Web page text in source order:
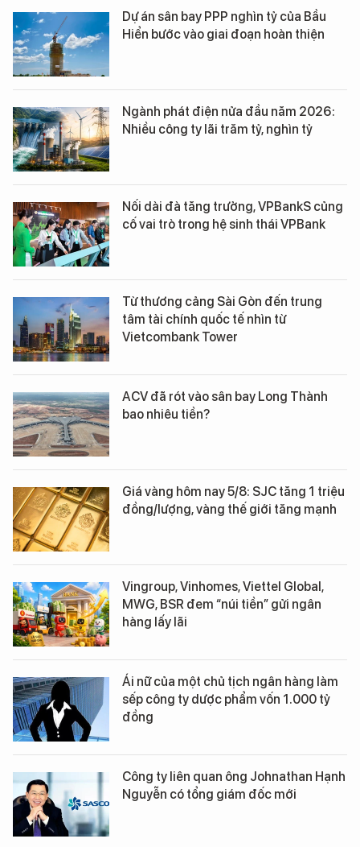
Dự án sân bay PPP nghìn tỷ của Bầu
Hiển bước vào giai đoạn hoàn thiện
Ngành phát điện nửa đầu năm 2026:
Nhiều công ty lãi trăm tỷ, nghìn tỷ
Nối dài đà tăng trưởng, VPBankS củng
cố vai trò trong hệ sinh thái VPBank
Từ thương cảng Sài Gòn đến trung
tâm tài chính quốc tế nhìn từ
Vietcombank Tower
ACV đã rót vào sân bay Long Thành
bao nhiêu tiền?
Giá vàng hôm nay 5/8: SJC tăng 1 triệu
đồng/lượng, vàng thế giới tăng mạnh
Vingroup, Vinhomes, Viettel Global,
MWG, BSR đem “núi tiền” gửi ngân
hàng lấy lãi
Ái nữ của một chủ tịch ngân hàng làm
sếp công ty dược phẩm vốn 1.000 tỷ
đồng
Công ty liên quan ông Johnathan Hạnh
Nguyễn có tổng giám đốc mới